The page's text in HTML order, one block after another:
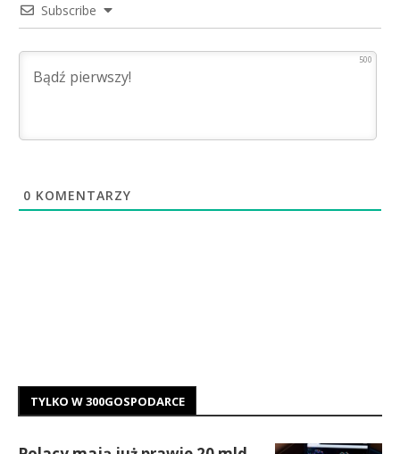
Subscribe
500
0 KOMENTARZY
TYLKO W 300GOSPODARCE